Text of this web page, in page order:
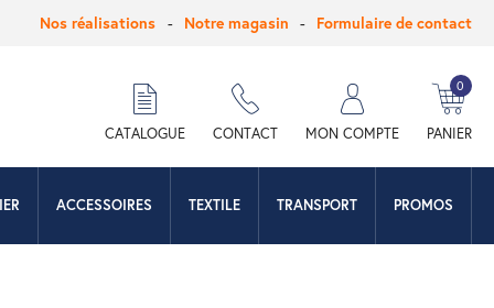
Nos réalisations Notre magasin Formulaire de contact
CATALOGUE CONTACT MON COMPTE PANIER
0
ACCESSOIRES TEXTILE TRANSPORT PROMOS